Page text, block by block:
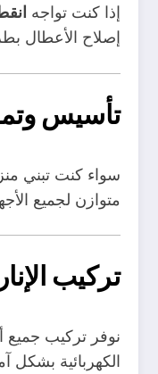
إذا كنت تواجه
إصلاح الأعطال
تأسيس
سواء كنت تبني
متوازن لجميع
تركيب
نوفر تركيب جميع
الكهربائية بشكل